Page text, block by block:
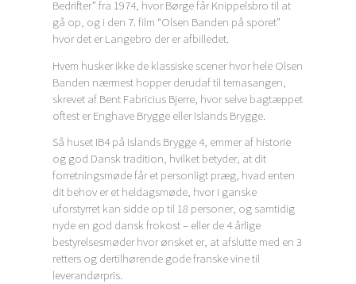
Bedrifter” fra 1974, hvor Børge får Knippelsbro til at
gå op, og i den 7. film “Olsen Banden på sporet”
hvor det er Langebro der er afbilledet.
Hvem husker ikke de klassiske scener hvor hele Olsen
Banden nærmest hopper derudaf til temasangen,
skrevet af Bent Fabricius Bjerre, hvor selve bagtæppet
oftest er Enghave Brygge eller Islands Brygge.
Så huset IB4 på Islands Brygge 4, emmer af historie
og god Dansk tradition, hvilket betyder, at dit
forretningsmøde får et personligt præg, hvad enten
dit behov er et heldagsmøde, hvor I ganske
uforstyrret kan sidde op til 18 personer, og samtidig
nyde en god dansk frokost – eller de 4 årlige
bestyrelsesmøder hvor ønsket er, at afslutte med en 3
retters og dertilhørende gode franske vine til
leverandørpris.